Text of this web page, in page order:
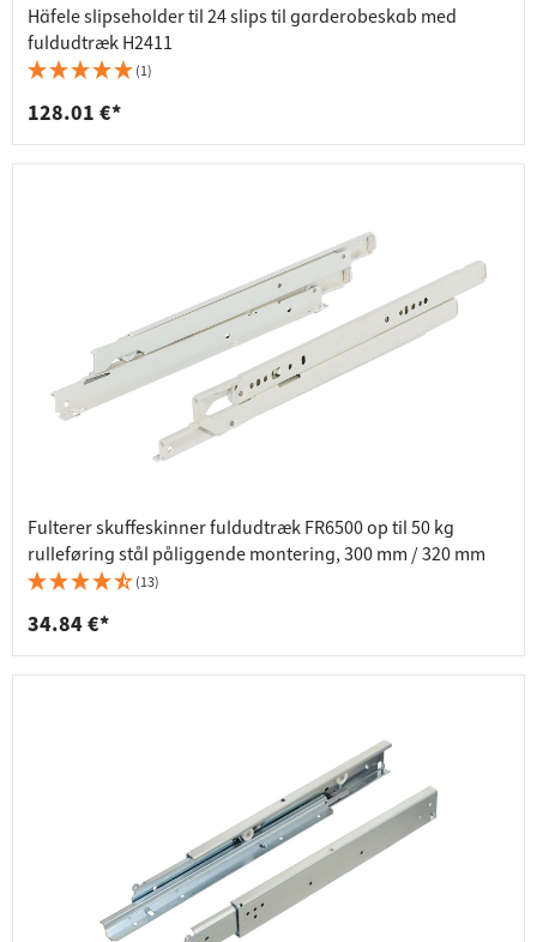
Häfele slipseholder til 24 slips til garderobeskab med
fuldudtræk H2411
(1)
128.01 €*
Fulterer skuffeskinner fuldudtræk FR6500 op til 50 kg
rulleføring stål påliggende montering, 300 mm / 320 mm
(13)
34.84 €*